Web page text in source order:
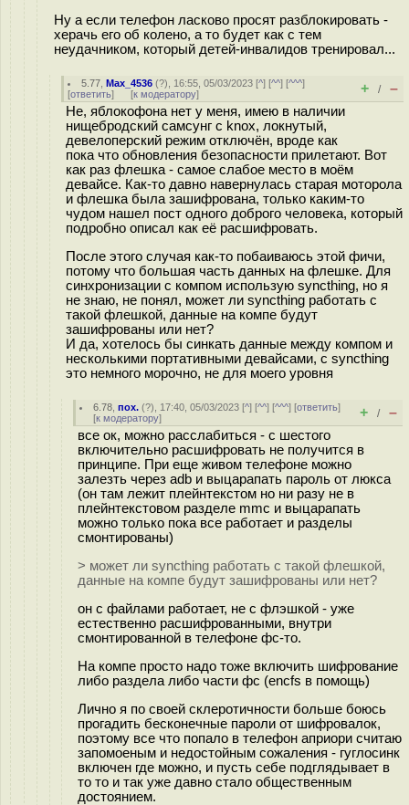
Ну а если телефон ласково просят разблокировать -
херачь его об колено, а то будет как с тем
неудачником, который детей-инвалидов тренировал...
5.77 ,Max_4536 (?), 16:55, 05/03/2023 [^] [^^] [^^^]
[ответить] [к модератору] + / –
Не, яблокофона нет у меня, имею в наличии
нищeбродский самсунг с knox, локнутый,
девелоперский режим отключён, вроде как
пока что обновления безопасности прилетают. Вот
как раз флешка - самое слабое место в моём
девайсе. Как-то давно навернулась старая моторола
и флешка была зашифрована, только каким-то
чудом нашел пост одного доброго человека, который
подробно описал как её расшифровать.
После этого случая как-то побаиваюсь этой фичи,
потому что большая часть данных на флешке. Для
синхронизации с компом использую syncthing, но я
не знаю, не понял, может ли syncthing работать с
такой флешкой, данные на компе будут
зашифрованы или нет?
И да, хотелось бы синкать данные между компом и
несколькими портативными девайсами, с syncthing
это немного морочно, не для моего уровня
6.78 ,пох. (?), 17:40, 05/03/2023 [^] [^^] [^^^] [ответить]
[к модератору] + / –
все ок, можно расслабиться - с шестого
включительно расшифровать не получится в
принципе. При еще живом телефоне можно
залезть через adb и выцарапать пароль от люкса
(он там лежит плейнтекстом но ни разу не в
плейнтекстовом разделе mmc и выцарапать
можно только пока все работает и разделы
смонтированы)
> может ли syncthing работать с такой флешкой,
данные на компе будут зашифрованы или нет?
он с файлами работает, не с флэшкой - уже
естественно расшифрованными, внутри
смонтированной в телефоне фс-то.
На компе просто надо тоже включить шифрование
либо раздела либо части фс (encfs в помощь)
Лично я по своей склеротичности больше боюсь
прогадить бесконечные пароли от шифровалок,
поэтому все что попало в телефон априори считаю
запомоеным и недостойным сожаления - гуглосинк
включен где можно, и пусть себе подглядывает в
то то и так уже давно стало общественным
достоянием.